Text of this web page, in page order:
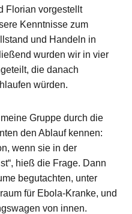
Florian vorgestellt
Kenntnisse zum
und Handeln in
wurden wir in vier
die danach
würden.
Gruppe durch die
den Ablauf kennen:
wenn sie in der
hieß die Frage. Dann
begutachten, unter
für Ebola-Kranke, und
von innen.